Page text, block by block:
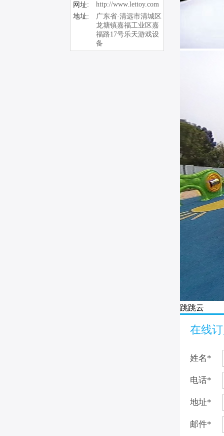
网址:
http://www.lettoy.com
地址:
广东省·清远市清城区
龙塘镇嘉福工业区嘉
福路17号乐天游戏设
备
跳跳云
在线
姓名*
电话*
地址*
邮件*